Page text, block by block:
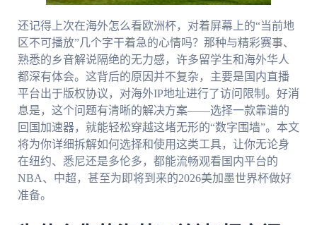
还记得上次在海外怎么看欧洲杯，对着屏幕上的“当前地
区不可播放”几个字干着急的心情吗？那种与精彩赛事、
熟悉的乡音解说隔绝的无力感，许多留学生和海外华人
都深有体会。这背后的原因并不复杂，主要是国内直播
平台出于版权协议，对海外IP地址进行了访问限制。好消
息是，这个问题有清晰的解决方案——选择一款靠谱的
回国加速器，就能轻松穿越这堵无形的“数字围墙”。本文
将为你详细拆解如何选择和使用这类工具，让你无论身
在纽约、悉尼还是多伦多，都能流畅观看国内平台的
NBA、中超，甚至为即将到来的2026美加墨世界杯做好
准备。